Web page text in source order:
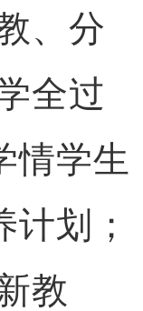
、分
全过
情学生
划；
教